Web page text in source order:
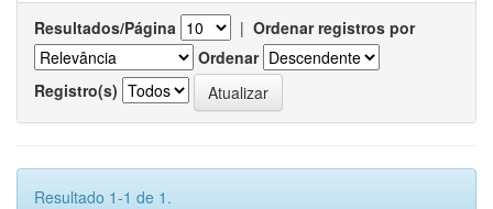
Resultados/Página | Ordenar registros por
Ordenar
Registro(s)
Resultado 1-1 de 1.